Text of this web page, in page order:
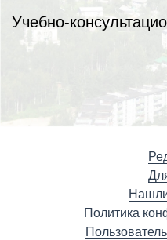
Учебно-
Политика